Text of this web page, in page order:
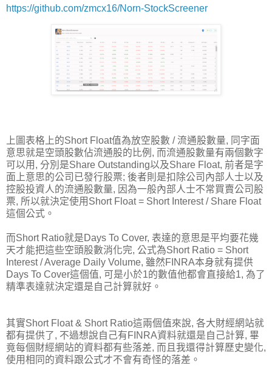
https://github.com/zmcx16/Norn-StockScreener
上圖表格上的Short Float值為放空股數 / 流通股數量, 同字面
意思就是空頭股數佔流通股的比例, 而流通股數量有兩個數字
可以用, 分別是Share Outstanding以及Share Float, 前者是字
面上意思的公司已發行股票; 後者則是扣除公司內部人士以及
控股投資人的流通股數量, 因為一般內部人士不常買賣公司股
票, 所以就決定使用Short Float = Short Interest / Share Float
這個公式。
而Short Ratio就是Days To Cover, 表達的意思是平均要花幾
天才能把這些空頭股數消化完, 公式為Short Ratio = Short
Interest / Average Daily Volume, 雖然FINRA本身就有提供
Days To Cover這個值, 可是小於1的數值他都會直接給1, 為了
精準表達就決定還是自己計算就好。
其實Short Float & Short Ratio這兩個值來說, 各大財經網站就
都有提供了, 不過想說自己有FINRA資料就還是自己計算, 畢
竟每個財經網站的資料都有些落差, 而且我還得計算歷史變化,
使用相同的資料跟公式才不會有奇怪的落差。